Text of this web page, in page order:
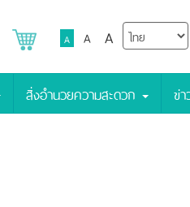
A A A
สิ่งอำนวยความสะดวก ข่